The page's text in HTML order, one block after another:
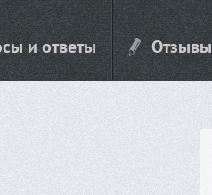
и ответы Отзывы